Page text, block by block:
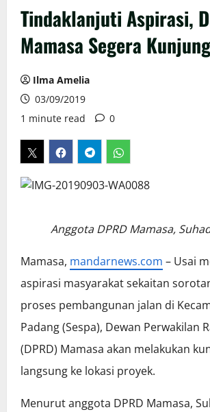
Tindaklanjuti Aspirasi,
Mamasa Segera
Ilma Amelia
03/09/2019
1 minute read
0
Anggota DPRD Mamasa,
Mamasa, mandarnews.com – Usai
aspirasi masyarakat sekaitan
proses pembangunan jalan di
Padang (Sespa), Dewan Perwakilan
(DPRD) Mamasa akan melakukan
langsung ke lokasi proyek.
Menurut anggota DPRD Mamasa,